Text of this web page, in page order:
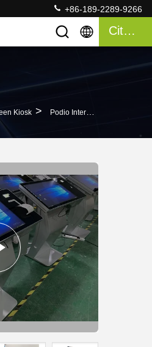
+86-189-2289-9266
Citazione
Kiosk > Podio Interattivo 43" Di Digital Chiosco Del Touch Screen Con Lo Stampatore Ed Il Lettore Di Schede